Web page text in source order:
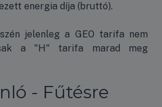
energia díja (bruttó).
jelenleg a GEO tarifa nem
a "H" tarifa marad meg
- Fűtésre